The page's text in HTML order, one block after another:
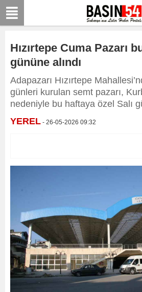
Hızırtepe Cuma Pazarı
gününe alındı
Adapazarı Hızırtepe
günleri kurulan semt pazarı,
nedeniyle bu haftaya özel Salı
YEREL - 26-05-2026 09:32